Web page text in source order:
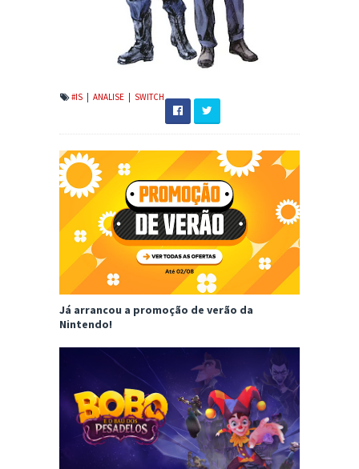
#IS ANALISE SWITCH
Já arrancou a promoção de verão da
Nintendo!